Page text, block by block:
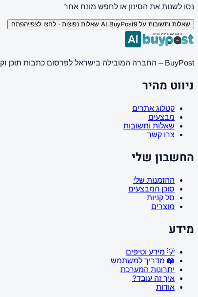
נסו לשנות את הסינון או לחפש מונח אחר
שאלות ותשובות על AI.BuyPost 9 שאלות נפוצות · לחצו לצפייה פתח
BuyPost – החברה המובילה בישראל לפרסום כתבות תוכן וקישורים באתרי חדשות ותוכן מובילים. מחירון מעודכן, כתיבת AI מתקדמת, קידום אתרים SEO מקצועי. 11 שנות ניסיון ואלפי לקוחות מרוצים.
ניווט מהיר
קטלוג אתרים
מבצעים
שאלות ותשובות
צרו קשר
החשבון שלי
ההזמנות שלי
סוכן המבצעים
סל קניות
מוצרים
מידע
💡 מידע וטיפים
📖 מדריך למשתמש
יתרונות המערכת
איך זה עובד?
אודות